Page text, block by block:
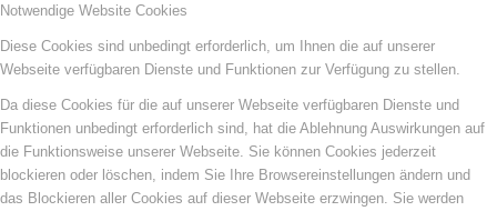
Notwendige Website Cookies
Diese Cookies sind unbedingt erforderlich, um Ihnen die auf unserer
Webseite verfügbaren Dienste und Funktionen zur Verfügung zu stellen.
Da diese Cookies für die auf unserer Webseite verfügbaren Dienste und
Funktionen unbedingt erforderlich sind, hat die Ablehnung Auswirkungen auf
die Funktionsweise unserer Webseite. Sie können Cookies jederzeit
blockieren oder löschen, indem Sie Ihre Browsereinstellungen ändern und
das Blockieren aller Cookies auf dieser Webseite erzwingen. Sie werden